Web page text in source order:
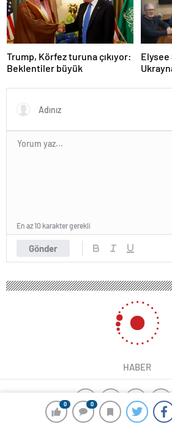
0 0
Trump, Körfez turuna çıkıyor:
Beklentiler büyük
Elysee
Gönder
En az 10 karakter gerekli
HABER